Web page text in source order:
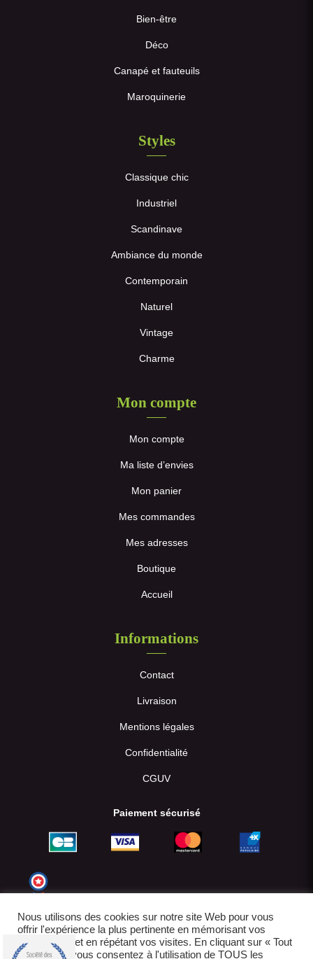
Bien-être
Déco
Canapé et fauteuils
Maroquinerie
Styles
Classique chic
Industriel
Scandinave
Ambiance du monde
Contemporain
Naturel
Vintage
Charme
Mon compte
Mon compte
Ma liste d’envies
Mon panier
Mes commandes
Mes adresses
Boutique
Accueil
Informations
Contact
Livraison
Mentions légales
Confidentialité
CGUV
Paiement sécurisé
Nous utilisons des cookies sur notre site Web pour vous
offrir l'expérience la plus pertinente en mémorisant vos
préférences et en répétant vos visites. En cliquant sur « Tout
accepter », vous consentez à l'utilisation de TOUS les